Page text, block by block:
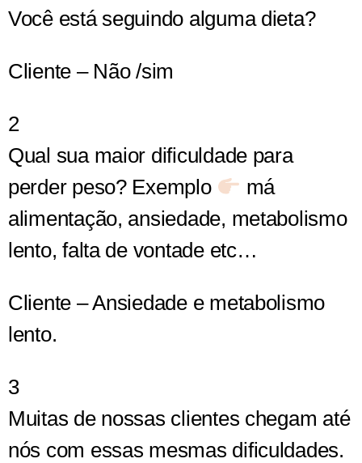
Você está seguindo alguma dieta?
Cliente – Não /sim
2
Qual sua maior dificuldade para
perder peso? Exemplo
má
alimentação, ansiedade, metabolismo
lento, falta de vontade etc…
Cliente – Ansiedade e metabolismo
lento.
3
Muitas de nossas clientes chegam até
nós com essas mesmas dificuldades.